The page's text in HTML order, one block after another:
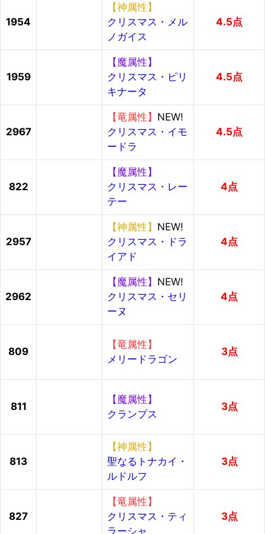
1954
【神属性】
クリスマス・メル
ノガイス
4.5点
1959
【魔属性】
クリスマス・ピリ
キナータ
4.5点
2967
【竜属性】 NEW!
クリスマス・イモ
ードラ
4.5点
822
【魔属性】
クリスマス・レー
テー
4点
2957
【神属性】 NEW!
クリスマス・ドラ
イアド
4点
2962
【魔属性】 NEW!
クリスマス・セリ
ーヌ
4点
809
【竜属性】
メリードラゴン
3点
811
【魔属性】
クランプス
3点
813
【神属性】
聖なるトナカイ・
ルドルフ
3点
827
【竜属性】
クリスマス・ティ
ラーシャ
3点